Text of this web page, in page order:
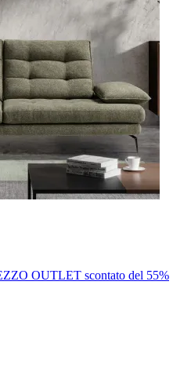
OUTLET scontato del 55%